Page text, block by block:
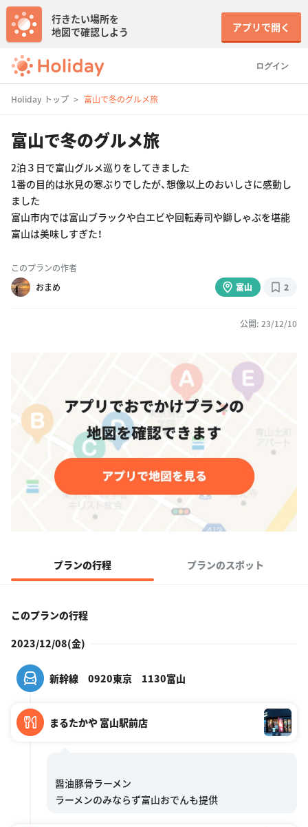
ログイン
行きたい場所を
地図で確認しよう
アプリで開く
Holiday トップ 富山で冬のグルメ旅
富山で冬のグルメ旅
2泊３日で富山グルメ巡りをしてきました
1番の目的は氷見の寒ぶりでしたが、想像以上のおいしさに感動し
ました
富山市内では富山ブラックや白エビや回転寿司や鰤しゃぶを堪能
富山は美味しすぎた！
このプランの作者
おまめ
富山 2
公開: 23/12/10
プランの行程 プランのスポット
このプランの行程
2023/12/08(金)
新幹線 0920東京 1130富山
まるたかや 富山駅前店
醤油豚骨ラーメン